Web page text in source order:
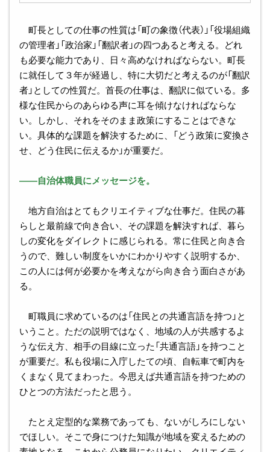
町長としての仕事の性質は「町の象徴（代表）」「役場組織
の管理者」「政治家」「翻訳者」の四つあると考える。どれ
も必要な能力であり、日々高めなければならない。町長
に就任して３年が経過し、特に大切だと考えるのが「翻訳
者」としての性質だ。首長の仕事は、翻訳に似ている。多
様な住民からのあらゆる声に耳を傾けなければならな
い。しかし、それをそのまま政策にすることはできな
い。具体的な課題を解決するために、「どう政策に変換さ
せ、どう住民に伝えるか」が重要だ。
――自治体職員にメッセージを。
地方自治はとてもクリエイティブな仕事だ。住民の暮
らしと最前線で向き合い、その課題を解決すれば、暮ら
しの変化をダイレクトに感じられる。常に住民と向き合
うので、難しい制度をいかにわかりやすく説明するか、
この人には何が必要かを考えながら向き合う面白さがあ
る。
町職員に求めているのは「住民との共通言語を持つ」と
いうこと。ただの説明ではなく、地域の人が共感するよ
うな伝え方、相手の目線に立った「共通言語」を持つこと
が重要だ。私も役場に入庁したての頃、自転車で町内を
くまなく見てまわった。今思えば共通言語を持つための
ひとつの方法だったと思う。
たとえ定型的な業務であっても、ないがしろにしない
でほしい。そこで身につけた知識が地域を変えるための